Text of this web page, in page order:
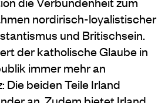
nordirisch-loyalistischer
und Britischsein.
der katholische Glaube in
immer mehr an
Die beiden Teile Irland